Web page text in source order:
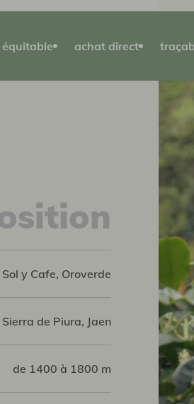
équitable achat direct
y Cafe, Oroverde
Sierra de Piura, Jaen
de 1400 à 1800 m